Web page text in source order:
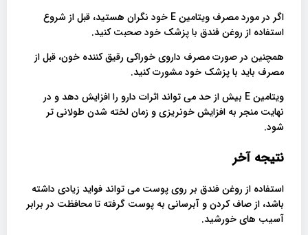
اگر در مورد مصرف ویتامین E خود نگران هستید، قبل از شروع
استفاده از روغن فندق با پزشک خود صحبت کنید.
همچنین در صورت مصرف داروی خوراکی رقیق کننده خون، قبل از
مصرف باید با پزشک خود مشورت کنید.
ویتامین E بیش از حد می تواند اثرات دارو را افزایش دهد و در
نهایت منجر به افزایش خونریزی و زمان لخته شدن طولانی تر
شود.
نتیجه آخر
استفاده از روغن فندق بر روی پوست می تواند فواید زیادی داشته
باشد، از صاف کردن و آبرسانی به پوست گرفته تا محافظت در برابر
آسیب های خورشید.